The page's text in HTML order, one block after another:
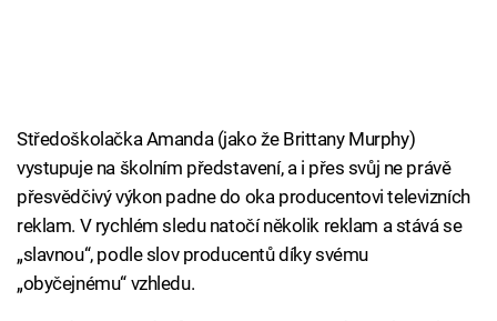
Středoškolačka Amanda (jako že Brittany Murphy)
vystupuje na školním představení, a i přes svůj ne právě
přesvědčivý výkon padne do oka producentovi televizních
reklam. V rychlém sledu natočí několik reklam a stává se
„slavnou“, podle slov producentů díky svému
„obyčejnému“ vzhledu.